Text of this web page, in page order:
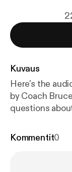
Kuvaus
Here's the
by Coach Bruce and
questions
loss, how to
Kommentit0